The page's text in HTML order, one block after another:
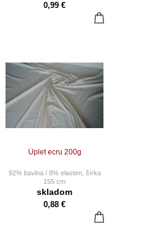
Pri objednaní napr. 25 ks Vám
0,99 €
Úplet ecru 200g
92% bavlna / 8% elasten, šírka
155 cm
Pri objednaní napr. 25 ks Vám
skladom
0,88 €